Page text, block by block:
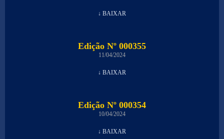
↓ BAIXAR
Edição Nº 000355
11/04/2024
↓ BAIXAR
Edição Nº 000354
10/04/2024
↓ BAIXAR